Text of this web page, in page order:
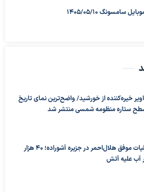
1405/05/10
خیره‌کننده از خورشید/ واضح‌ترین نمای تاریخ
ستاره منظومه شمسی منتشر شد
عملیات موفق هلال‌احمر در جزیره آشوراده؛ ۴۰ هزار
آب علیه آتش